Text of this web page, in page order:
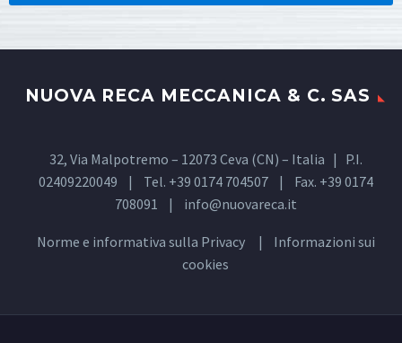
NUOVA RECA MECCANICA & C. SAS
32, Via Malpotremo – 12073 Ceva (CN) – Italia | P.I.
02409220049 | Tel. +39 0174 704507 | Fax. +39 0174
708091 | info@nuovareca.it
Norme e informativa sulla Privacy| Informazioni sui
cookies